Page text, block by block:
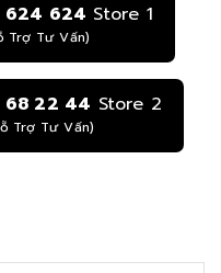
624 624 Store 1
Trợ Tư Vấn)
22 44 Store 2
Trợ Tư Vấn)